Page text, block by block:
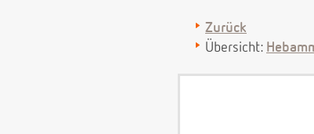
Zurück
Übersicht: